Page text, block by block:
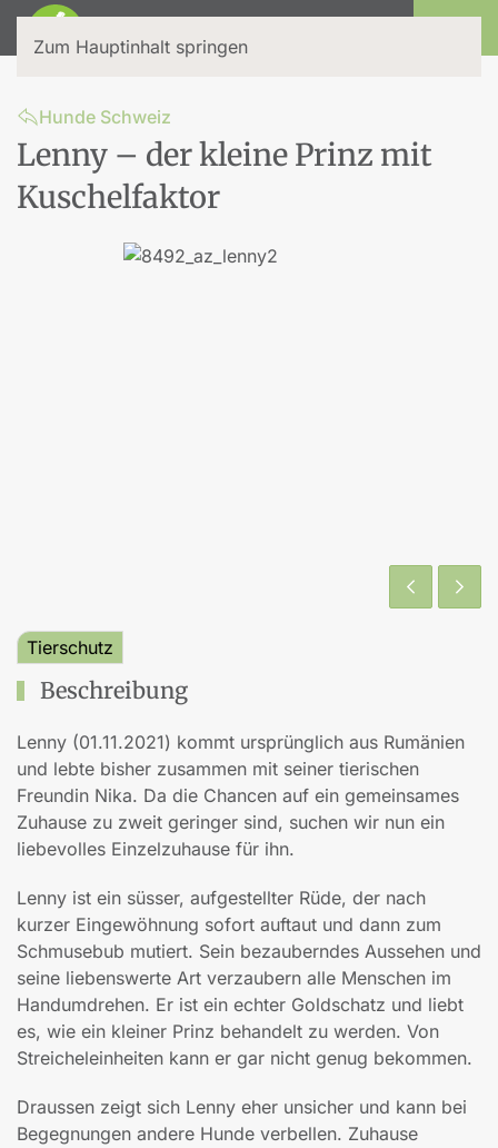
Zum Hauptinhalt springen
Hunde Schweiz
Lenny – der kleine Prinz mit
Kuschelfaktor
Tierschutz
Beschreibung
Lenny (01.11.2021) kommt ursprünglich aus Rumänien
und lebte bisher zusammen mit seiner tierischen
Freundin Nika. Da die Chancen auf ein gemeinsames
Zuhause zu zweit geringer sind, suchen wir nun ein
liebevolles Einzelzuhause für ihn.
Lenny ist ein süsser, aufgestellter Rüde, der nach
kurzer Eingewöhnung sofort auftaut und dann zum
Schmusebub mutiert. Sein bezauberndes Aussehen und
seine liebenswerte Art verzaubern alle Menschen im
Handumdrehen. Er ist ein echter Goldschatz und liebt
es, wie ein kleiner Prinz behandelt zu werden. Von
Streicheleinheiten kann er gar nicht genug bekommen.
Draussen zeigt sich Lenny eher unsicher und kann bei
Begegnungen andere Hunde verbellen. Zuhause